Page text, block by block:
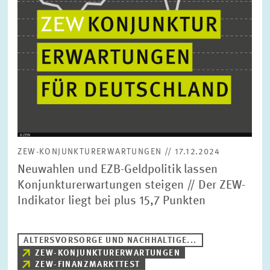
ZEW-KONJUNKTURERWARTUNGEN // 17.12.2024
Neuwahlen und EZB-Geldpolitik lassen
Konjunkturerwartungen steigen // Der ZEW-
Indikator liegt bei plus 15,7 Punkten
ALTERSVORSORGE UND NACHHALTIGE...
ZEW-KONJUNKTURERWARTUNGEN
ZEW-FINANZMARKTTEST